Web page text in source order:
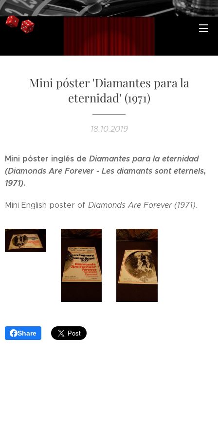
Mini póster 'Diamantes para la
eternidad' (1971)
18.10.2019
Mini póster inglés de Diamantes para la eternidad
(Diamonds Are Forever - Les diamants sont eternels,
1971).
Mini English poster of Diamonds Are Forever (1971).
Share